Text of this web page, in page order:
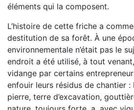
éléments qui la composent.
L’histoire de cette friche a
destitution de sa forêt. À une
environnementale n’était pas le
endroit a été utilisé, à tout
vidange par certains
enfouir leurs résidus de chantier :
pierre, terre d’excavation,